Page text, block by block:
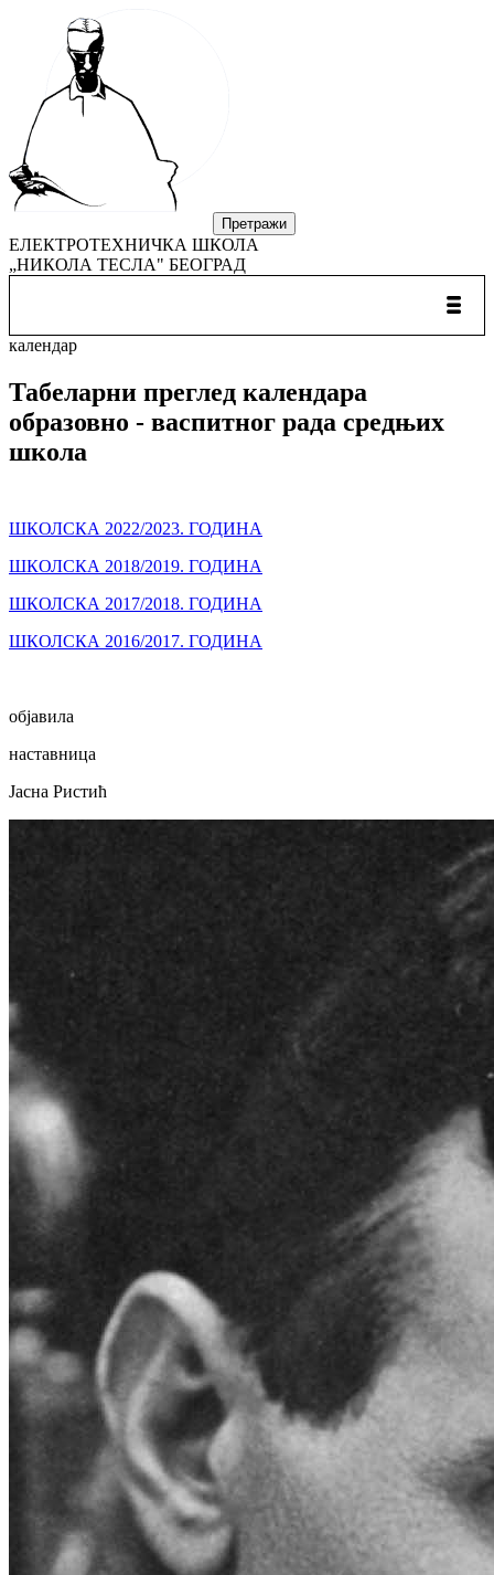
ЕЛЕКТРОТЕХНИЧКА ШКОЛА
„НИКОЛА ТЕСЛА" БЕОГРАД
календар
Табеларни преглед календара
образовно - васпитнoг рада средњих
школа
ШКОЛСКА 2022/2023. ГОДИНА
ШКОЛСКА 2018/2019. ГОДИНА
ШКОЛСКА 2017/2018. ГОДИНА
ШКОЛСКА 2016/2017. ГОДИНА
објавила
наставница
Јасна Ристић